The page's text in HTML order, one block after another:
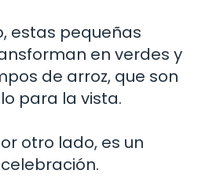
estas pequeñas
en verdes y
de arroz, que son
para la vista.
otro lado, es un